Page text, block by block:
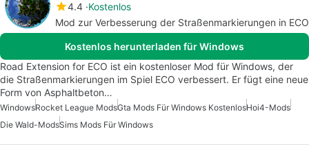
4.4 Kostenlos
Mod zur Verbesserung der Straßenmarkierungen in ECO
Kostenlos herunterladen für Windows
Road Extension for ECO ist ein kostenloser Mod für Windows, der
die Straßenmarkierungen im Spiel ECO verbessert. Er fügt eine neue
Form von Asphaltbeton…
WindowsRocket League ModsGta Mods Für Windows KostenlosHoi4-Mods
Die Wald-ModsSims Mods Für Windows